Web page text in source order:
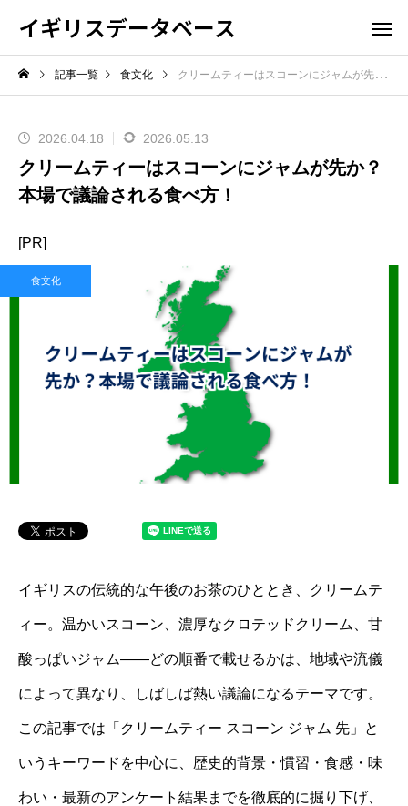
イギリスデータベース
記事一覧 食文化 クリームティーはスコーンにジャムが先か？本場で議論される食べ方！
2026.04.18 2026.05.13
クリームティーはスコーンにジャムが先か？
本場で議論される食べ方！
[PR]
食文化
イギリスの伝統的な午後のお茶のひととき、クリームテ
ィー。温かいスコーン、濃厚なクロテッドクリーム、甘
酸っぱいジャム――どの順番で載せるかは、地域や流儀
によって異なり、しばしば熱い議論になるテーマです。
この記事では「クリームティー スコーン ジャム 先」と
いうキーワードを中心に、歴史的背景・慣習・食感・味
わい・最新のアンケート結果までを徹底的に掘り下げ、